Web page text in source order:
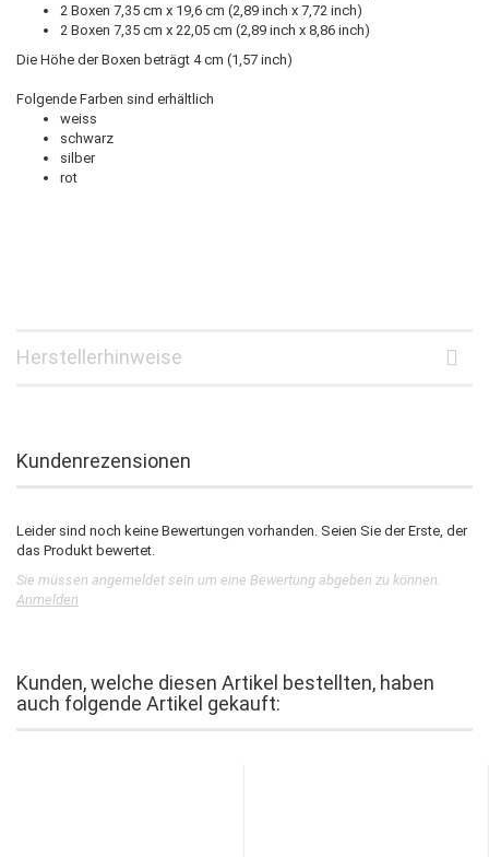
2 Boxen 7,35 cm x 19,6 cm (2,89 inch x 7,72 inch)
2 Boxen 7,35 cm x 22,05 cm (2,89 inch x 8,86 inch)
Die Höhe der Boxen beträgt 4 cm (1,57 inch)
Folgende Farben sind erhältlich
weiss
schwarz
silber
rot
Herstellerhinweise
Kundenrezensionen
Leider sind noch keine Bewertungen vorhanden. Seien Sie der Erste, der
das Produkt bewertet.
Sie müssen angemeldet sein um eine Bewertung abgeben zu können.
Anmelden
Kunden, welche diesen Artikel bestellten, haben
auch folgende Artikel gekauft: